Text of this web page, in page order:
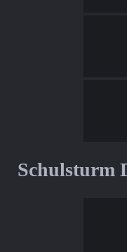
Schulsturm